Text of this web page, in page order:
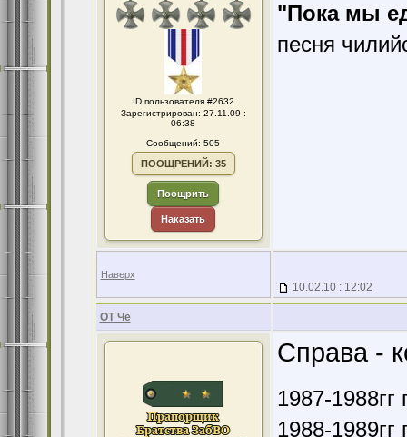
ID пользователя #2632
Зарегистрирован: 27.11.09 :
06:38
Сообщений: 505
ПООЩРЕНИЙ: 35
Поощрить
Наказать
"Пока мы
песня
Наверх
10.02.10 : 12:02
ОТ Че
Справа -
1987-
1988-